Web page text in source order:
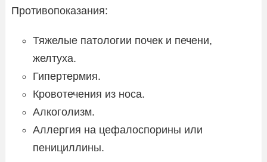
Противопоказания:
Тяжелые патологии почек и печени,
желтуха.
Гипертермия.
Кровотечения из носа.
Алкоголизм.
Аллергия на цефалоспорины или
пенициллины.